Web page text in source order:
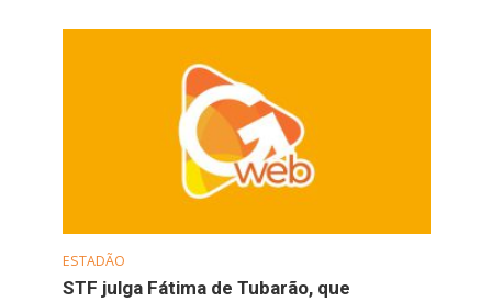
ESTADÃO
STF julga Fátima de Tubarão, que